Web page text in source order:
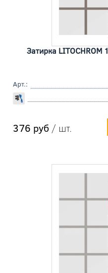
Затирка LITOCHROM
Арт.:
376 руб / шт.